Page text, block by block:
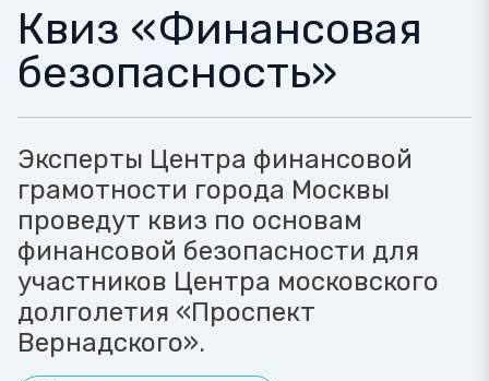
Квиз «Финансовая
безопасность»
Эксперты Центра финансовой
грамотности города Москвы
проведут квиз по основам
финансовой безопасности для
участников Центра московского
долголетия «Проспект
Вернадского».